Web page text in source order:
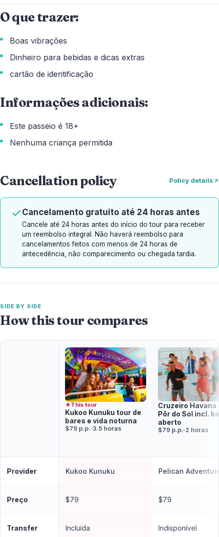
O que trazer:
Boas vibrações
Dinheiro para bebidas e dicas extras
cartão de identificação
Informações adicionais:
Este passeio é 18+
Nenhuma criança permitida
Cancellation policy Policy details
Cancelamento gratuito até 24 horas antes
Cancele até 24 horas antes do início do tour para receber
um reembolso integral. Não haverá reembolso para
cancelamentos feitos com menos de 24 horas de
antecedência, não comparecimento ou chegada tardia.
SIDE BY SIDE
How this tour compares
★This tour
Kukoo Kunuku tour de
bares e vida noturna
$79 p.p.·3.5 horas
Cruzeiro Havana
Pôr do Sol incl.
aberto
$79 p.p.·2 horas
Provider Kukoo Kunuku Pelican
Preço $79 $79
Transfer Incluída Indisponível